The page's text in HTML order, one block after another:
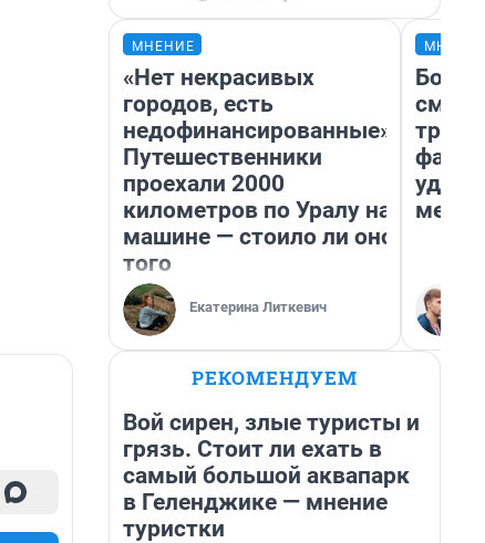
МНЕНИЕ
«Нет некрасивых
городов, есть
недофинансированные».
Путешественники
проехали 2000
километров по Уралу на
машине — стоило ли оно
того
Екатерина Литкевич
месте
РЕКОМЕНДУЕМ
Вой сирен, злые туристы и
грязь. Стоит ли ехать в
самый большой аквапарк
в Геленджике — мнение
туристки